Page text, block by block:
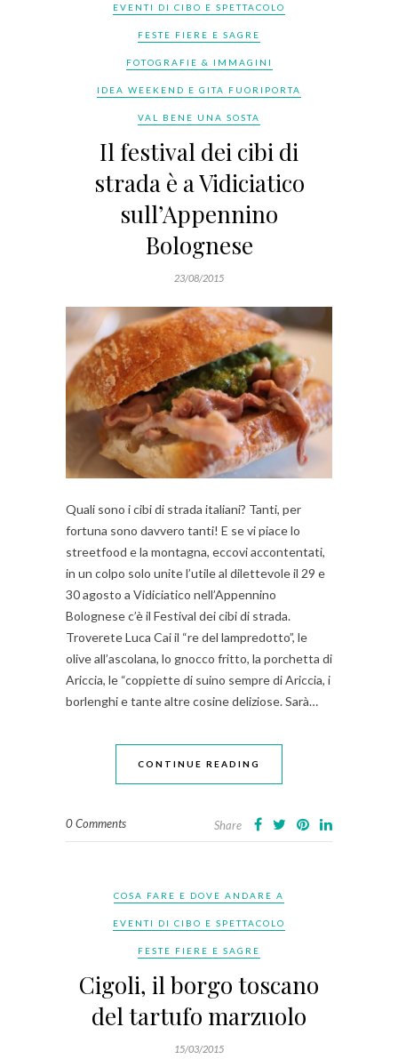
EVENTI DI CIBO E SPETTACOLO
FESTE FIERE E SAGRE
FOTOGRAFIE & IMMAGINI
IDEA WEEKEND E GITA FUORIPORTA
VAL BENE UNA SOSTA
Il festival dei cibi di
strada è a Vidiciatico
sull’Appennino
Bolognese
23/08/2015
Quali sono i cibi di strada italiani? Tanti, per
fortuna sono davvero tanti! E se vi piace lo
streetfood e la montagna, eccovi accontentati,
in un colpo solo unite l’utile al dilettevole il 29 e
30 agosto a Vidiciatico nell’Appennino
Bolognese c’è il Festival dei cibi di strada.
Troverete Luca Cai il “re del lampredotto”, le
olive all’ascolana, lo gnocco fritto, la porchetta di
Ariccia, le “coppiette di suino sempre di Ariccia, i
borlenghi e tante altre cosine deliziose. Sarà…
CONTINUE READING
0 Comments Share
COSA FARE E DOVE ANDARE A
EVENTI DI CIBO E SPETTACOLO
FESTE FIERE E SAGRE
Cigoli, il borgo toscano
del tartufo marzuolo
15/03/2015